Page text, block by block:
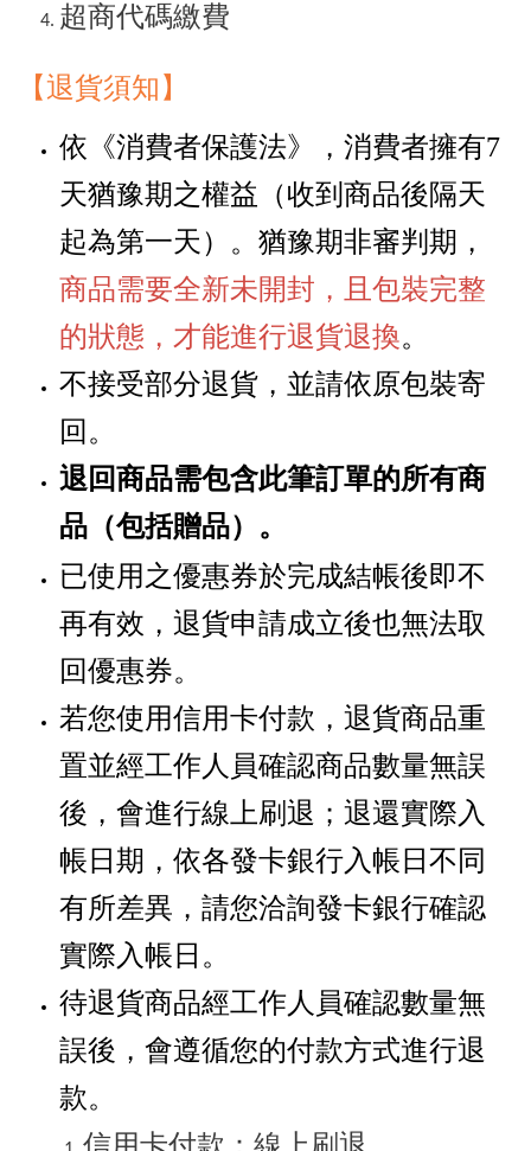
超商代碼繳費
【退貨須知 】
依《消費者保護法》，消費者擁有7
天猶豫期之權益 （收到商品後隔天
起為第一天） 。猶豫期非審判期，
商品需要全新未開封，且包裝完整
的狀態，才能進行退貨退換。
不接受部分退貨，並請依原包裝寄
回。
退回商品需包含此筆訂單的所有商
品 （包括贈品） 。
已使用之優惠券於完成結帳後即不
再有效，退貨申請成立後也無法取
回優惠券。
若您使用信用卡付款，退貨商品重
置並經工作人員確認商品數量無誤
後，會進行線上刷退；退還實際入
帳日期，依各發卡銀行入帳日不同
有所差異，請您洽詢發卡銀行確認
實際入帳日。
待退貨商品經工作人員確認數量無
誤後，會遵循您的付款方式進行退
款。